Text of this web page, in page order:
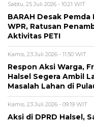
Sabtu, 25 Juli 2026 - 10:21 WIT
BARAH Desak
WPR, Ratusan
Aktivitas PETI
Kamis, 23 Juli 2026 - 11:50 WIT
Respon Aksi Warga,
Halsel Segera Ambil
Masalah Lahan di
Kamis, 23 Juli 2026 - 09:19 WIT
Aksi di DPRD Halsel,